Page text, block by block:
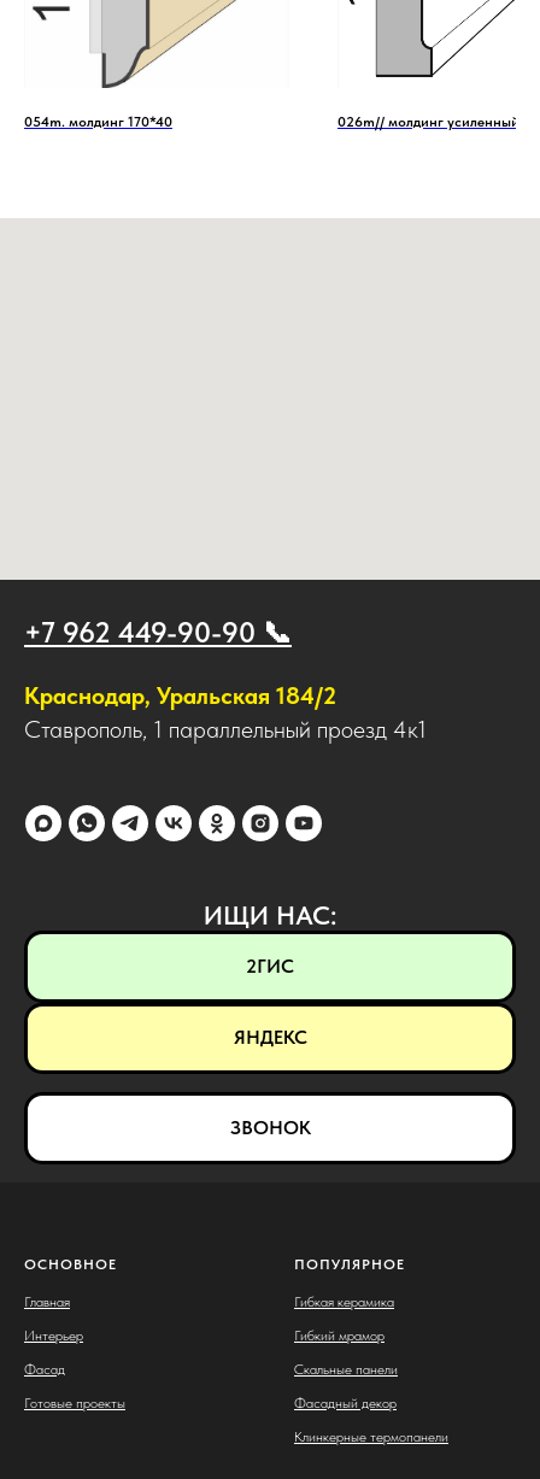
054m. молдинг 170*40 026m// молдинг усиленный
+7 962 449-90-90 📞
Краснодар, Уральская 184/2
Ставрополь, 1 параллельный проезд 4к1
ИЩИ НАС:
2ГИС
ЯНДЕКС
ЗВОНОК
ОСНОВНОЕ
Главная
Интерьер
Фасад
Готовые проекты
ПОПУЛЯРНОЕ
Гибкая керамика
Гибкий мрамор
Скальные панели
Фасадный декор
Клинкерные термопанели